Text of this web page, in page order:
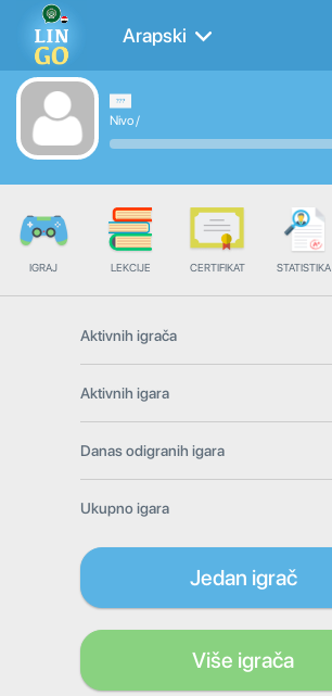
Arapski
Nivo/
IGRAJ LEKCIJE CERTIFIKAT STATISTIKA
Aktivnih igrača
Aktivnih igara
Danas odigranih igara
Ukupno igara
Jedan igrač
Više igrača